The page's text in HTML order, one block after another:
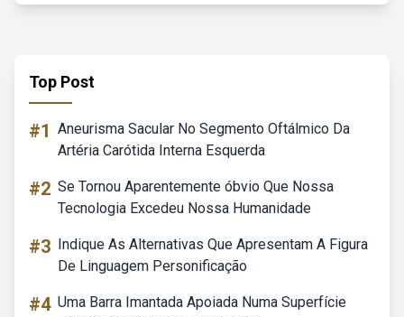
Top Post
#1 Aneurisma Sacular No Segmento Oftálmico Da
Artéria Carótida Interna Esquerda
#2 Se Tornou Aparentemente óbvio Que Nossa
Tecnologia Excedeu Nossa Humanidade
#3 Indique As Alternativas Que Apresentam A Figura
De Linguagem Personificação
#4 Uma Barra Imantada Apoiada Numa Superfície